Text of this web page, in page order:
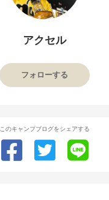
アクセル
フォローする
このキャンプブログをシェアする